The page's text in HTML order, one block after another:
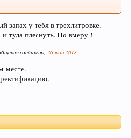
знаете в какую тему
вопросом -
этот момент, Вам
задать свой вопрос, либо
запах у тебя в трехлитровке.
туда плеснуть. Но вмеру !
соединены, 26 июн 2018 ---
месте.